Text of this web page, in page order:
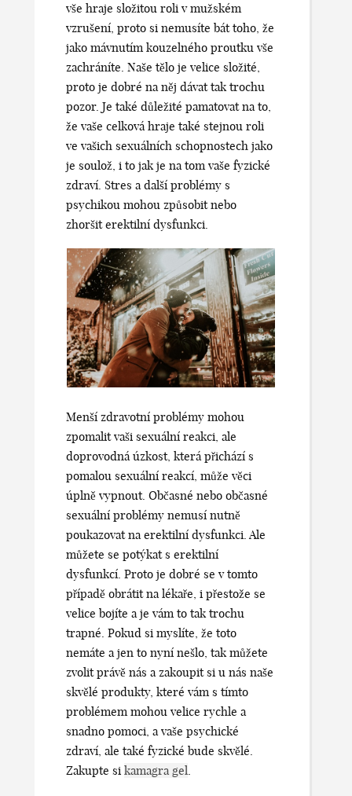
vše hraje složitou roli v mužském
vzrušení, proto si nemusíte bát toho, že
jako mávnutím kouzelného proutku vše
zachráníte. Naše tělo je velice složité,
proto je dobré na něj dávat tak trochu
pozor. Je také důležité pamatovat na to,
že vaše celková hraje také stejnou roli
ve vašich sexuálních schopnostech jako
je soulož, i to jak je na tom vaše fyzické
zdraví. Stres a další problémy s
psychikou mohou způsobit nebo
zhoršit erektilní dysfunkci.
Menší zdravotní problémy mohou
zpomalit vaši sexuální reakci, ale
doprovodná úzkost, která přichází s
pomalou sexuální reakcí, může věci
úplně vypnout. Občasné nebo občasné
sexuální problémy nemusí nutně
poukazovat na erektilní dysfunkci. Ale
můžete se potýkat s erektilní
dysfunkcí. Proto je dobré se v tomto
případě obrátit na lékaře, i přestože se
velice bojíte a je vám to tak trochu
trapné. Pokud si myslíte, že toto
nemáte a jen to nyní nešlo, tak můžete
zvolit právě nás a zakoupit si u nás naše
skvělé produkty, které vám s tímto
problémem mohou velice rychle a
snadno pomoci, a vaše psychické
zdraví, ale také fyzické bude skvělé.
Zakupte si kamagra gel.